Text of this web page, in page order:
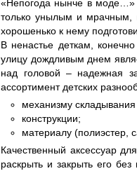
«Непогода нынче в моде…»
только унылым и мрачным,
хорошенько к нему
В ненастье деткам,
улицу дождливым днем
над головой – надежная
ассортимент детских
механизму
конструкции;
материалу (полиэстер,
Качественный аксессуар
раскрыть и закрыть его